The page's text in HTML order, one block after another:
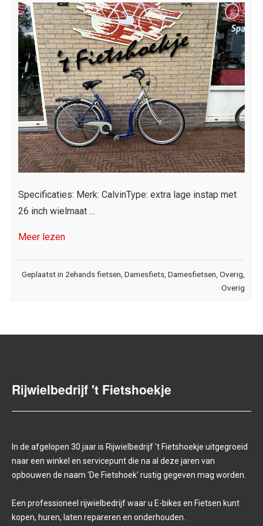
2025
Specificaties: Merk: CalvinType: extra lage instap met
26 inch wielmaat …
Meer lezen
Geplaatst in 2ehands fietsen Damesfiets Damesfietsen Overig
Overig
Rijwielbedrijf 't Fietshoekje
In de afgelopen 30 jaar is Rijwielbedrijf 't Fietshoekje uitgegroeid
naar een winkel en servicepunt die na al deze jaren van
opbouwen de naam 'De Fietshoek' rustig gegeven mag worden.
Een professioneel rijwielbedrijf waar u E-bikes en Fietsen kunt
kopen, huren, laten repareren en onderhouden.